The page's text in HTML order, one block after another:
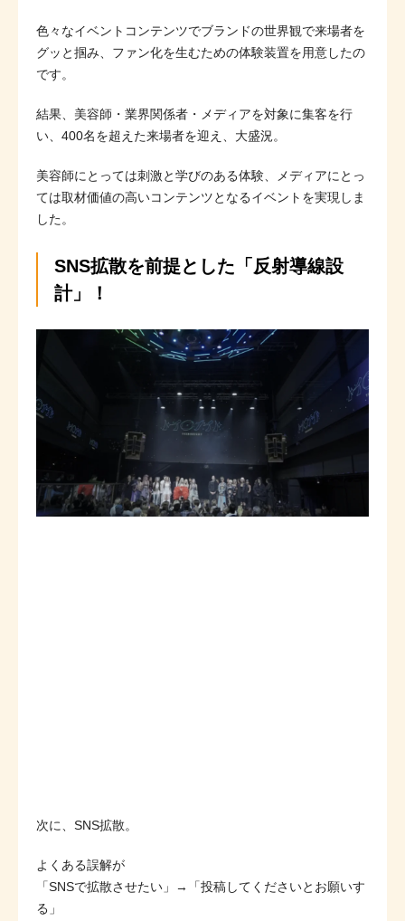
色々なイベントコンテンツでブランドの世界観で来場者を
グッと掴み、ファン化を生むための体験装置を用意したの
です。
結果、美容師・業界関係者・メディアを対象に集客を行
い、400名を超えた来場者を迎え、大盛況。
美容師にとっては刺激と学びのある体験、メディアにとっ
ては取材価値の高いコンテンツとなるイベントを実現しま
した。
SNS拡散を前提とした「反射導線設
計」！
次に、SNS拡散。
よくある誤解が
「SNSで拡散させたい」→「投稿してくださいとお願いす
る」